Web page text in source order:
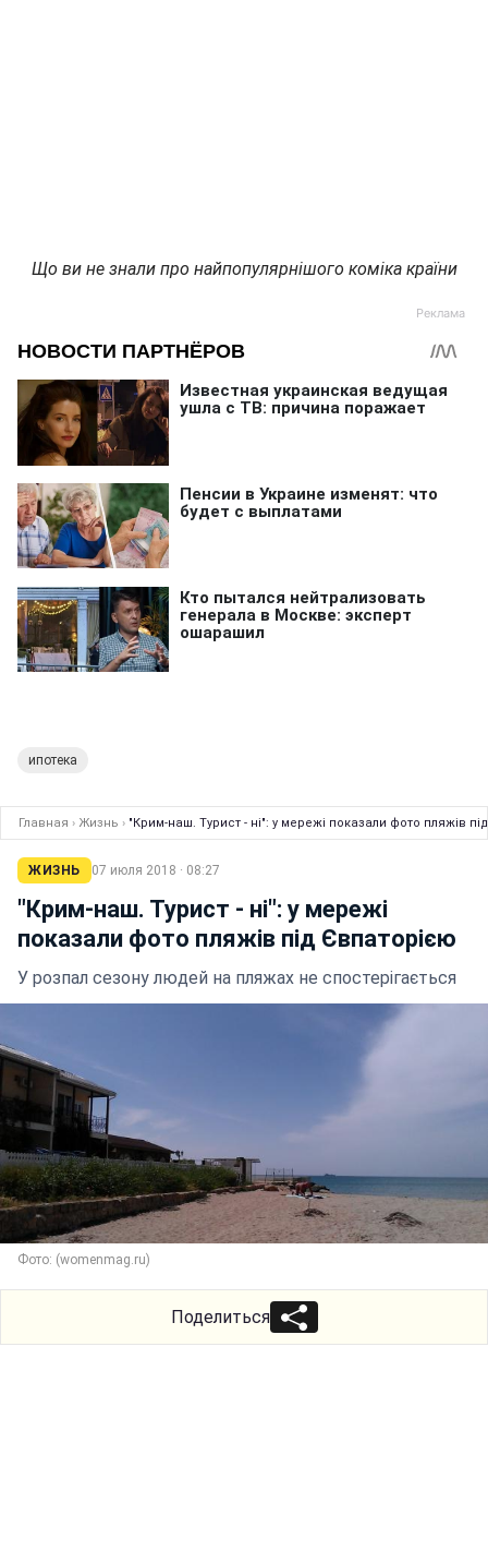
Що ви не знали про найпопулярнішого коміка країни
ипотека
Главная › Жизнь › "Крим-наш. Турист - ні": у мережі показали фото пляжів
ЖИЗНЬ 07 июля 2018 · 08:27
"Крим-наш. Турист - ні": у мережі
показали фото пляжів під Євпаторією
У розпал сезону людей на пляжах не спостерігається
Фото: (womenmag.ru)
Поделиться